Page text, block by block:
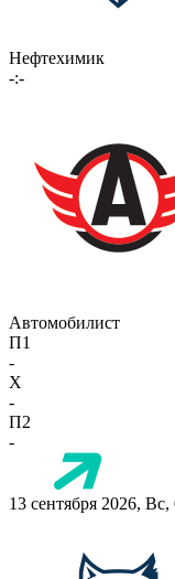
Нефтехимик
-:-
Автомобилист
П1
-
X
-
П2
-
13 сентября 2026, Вс,